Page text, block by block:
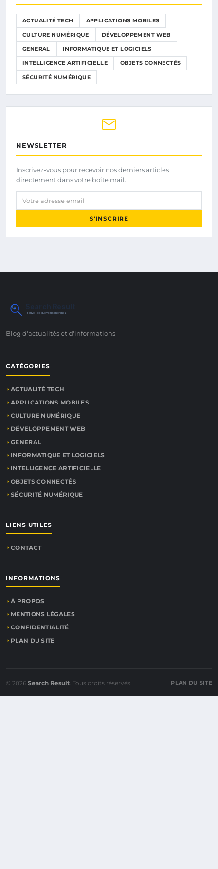
ACTUALITÉ TECH APPLICATIONS MOBILES
CULTURE NUMÉRIQUE DÉVELOPPEMENT WEB
GENERAL INFORMATIQUE ET LOGICIELS
INTELLIGENCE ARTIFICIELLE OBJETS CONNECTÉS
SÉCURITÉ NUMÉRIQUE
NEWSLETTER
Inscrivez-vous pour recevoir nos derniers articles
directement dans votre boîte mail.
Votre adresse email
S'INSCRIRE
Search Result
Trouvez ce que vous cherchez
Blog d'actualités et d'informations
CATÉGORIES
ACTUALITÉ TECH
APPLICATIONS MOBILES
CULTURE NUMÉRIQUE
DÉVELOPPEMENT WEB
GENERAL
INFORMATIQUE ET LOGICIELS
INTELLIGENCE ARTIFICIELLE
OBJETS CONNECTÉS
SÉCURITÉ NUMÉRIQUE
LIENS UTILES
CONTACT
INFORMATIONS
À PROPOS
MENTIONS LÉGALES
CONFIDENTIALITÉ
PLAN DU SITE
© 2026 Search Result. Tous droits réservés. PLAN DU SITE